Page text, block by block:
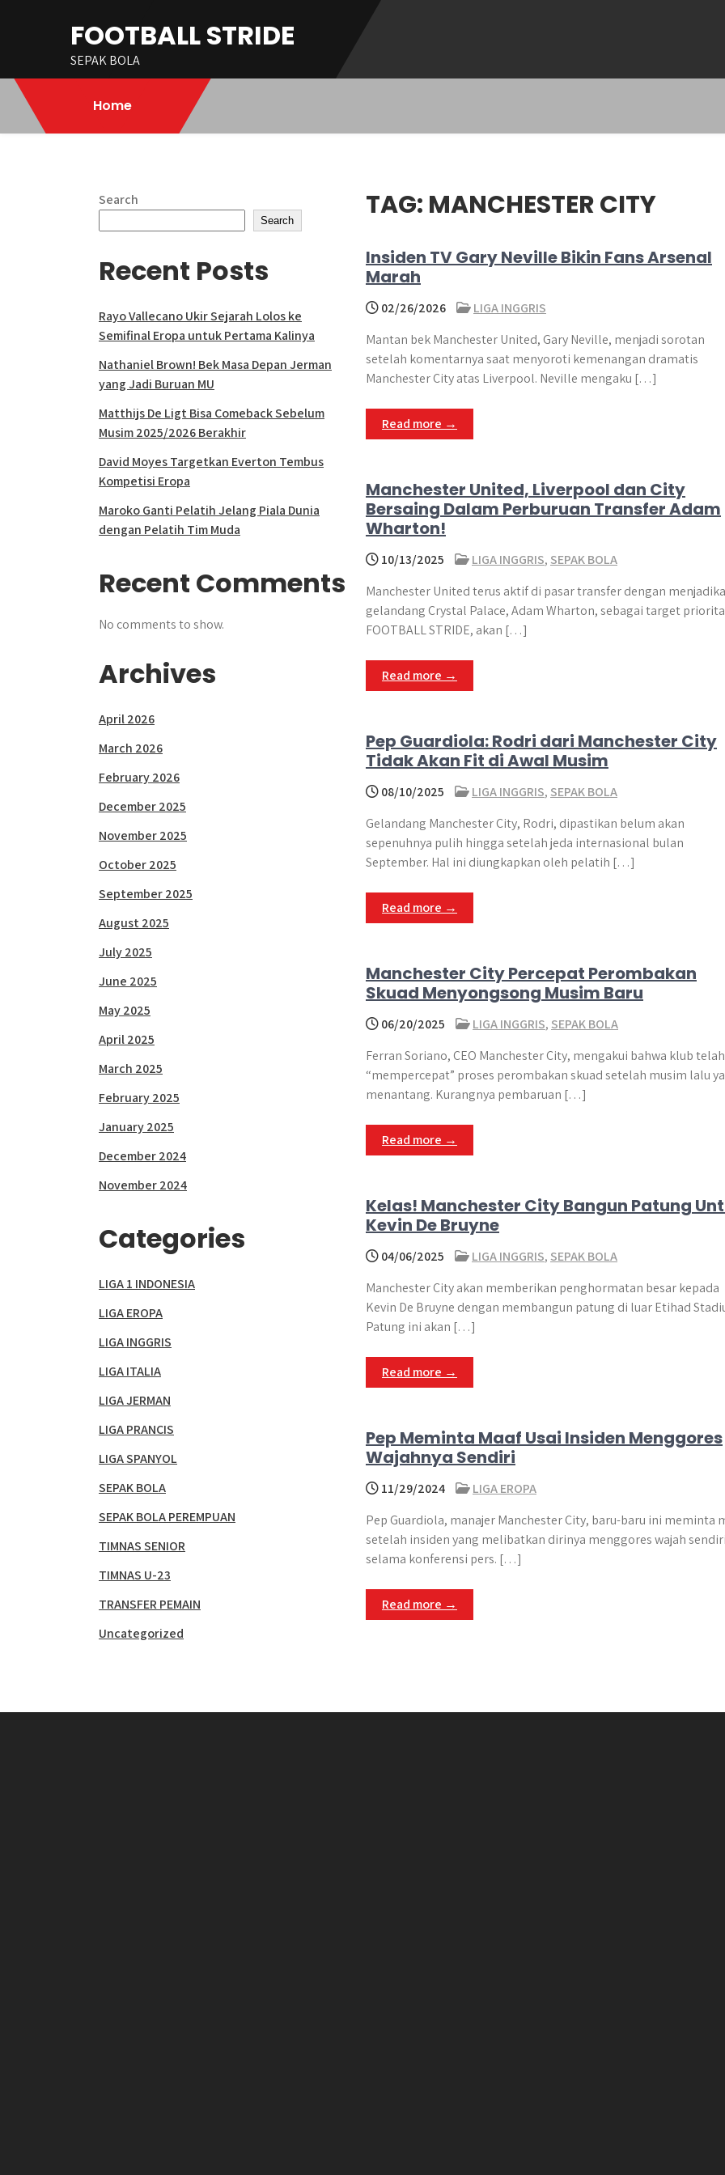
FOOTBALL STRIDE
SEPAK BOLA
Home
TAG: MANCHESTER CITY
Insiden TV Gary Neville Bikin Fans Arsenal
Marah
02/26/2026
LIGA INGGRIS
Mantan bek Manchester United, Gary Neville, menjadi sorotan
setelah komentarnya saat menyoroti kemenangan dramatis
Manchester City atas Liverpool. Neville mengaku […]
Read more →
Manchester United, Liverpool dan City
Bersaing Dalam Perburuan Transfer Adam
Wharton!
10/13/2025 LIGA INGGRIS, SEPAK BOLA
Manchester United terus aktif di pasar transfer dengan
gelandang Crystal Palace, Adam Wharton, sebagai target
FOOTBALL STRIDE, akan […]
Read more →
Pep Guardiola: Rodri dari Manchester City
Tidak Akan Fit di Awal Musim
08/10/2025 LIGA INGGRIS, SEPAK BOLA
Gelandang Manchester City, Rodri, dipastikan belum akan
sepenuhnya pulih hingga setelah jeda internasional bulan
September. Hal ini diungkapkan oleh pelatih […]
Read more →
Manchester City Percepat Perombakan
Skuad Menyongsong Musim Baru
06/20/2025 LIGA INGGRIS, SEPAK BOLA
Ferran Soriano, CEO Manchester City, mengakui bahwa klub telah
“mempercepat” proses perombakan skuad setelah musim lalu
menantang. Kurangnya pembaruan […]
Read more →
Kelas! Manchester City Bangun Patung
Kevin De Bruyne
04/06/2025 LIGA INGGRIS, SEPAK BOLA
Manchester City akan memberikan penghormatan besar kepada
Kevin De Bruyne dengan membangun patung di luar Etihad
Patung ini akan […]
Read more →
Pep Meminta Maaf Usai Insiden Menggores
Wajahnya Sendiri
11/29/2024
LIGA EROPA
Pep Guardiola, manajer Manchester City, baru-baru ini meminta
setelah insiden yang melibatkan dirinya menggores wajah
selama konferensi pers. […]
Read more →
Search
Search
Recent Posts
Rayo Vallecano Ukir Sejarah Lolos ke
Semifinal Eropa untuk Pertama Kalinya
Nathaniel Brown! Bek Masa Depan Jerman
yang Jadi Buruan MU
Matthijs De Ligt Bisa Comeback Sebelum
Musim 2025/2026 Berakhir
David Moyes Targetkan Everton Tembus
Kompetisi Eropa
Maroko Ganti Pelatih Jelang Piala Dunia
dengan Pelatih Tim Muda
Recent Comments
No comments to show.
Archives
April 2026
March 2026
February 2026
December 2025
November 2025
October 2025
September 2025
August 2025
July 2025
June 2025
May 2025
April 2025
March 2025
February 2025
January 2025
December 2024
November 2024
Categories
LIGA 1 INDONESIA
LIGA EROPA
LIGA INGGRIS
LIGA ITALIA
LIGA JERMAN
LIGA PRANCIS
LIGA SPANYOL
SEPAK BOLA
SEPAK BOLA PEREMPUAN
TIMNAS SENIOR
TIMNAS U-23
TRANSFER PEMAIN
Uncategorized